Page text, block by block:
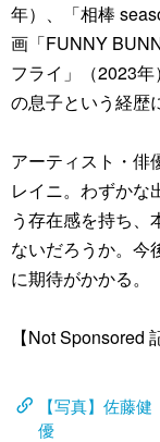
年）、「相棒
画「FUNNY
フライ」（2023
の息子という経歴
アーティスト・俳
レイニ。わずかな
う存在感を持ち、
ないだろうか。今
に期待がかかる。
【Not Sponsored
【写真】佐藤
優